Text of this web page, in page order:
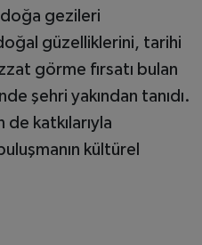
gezileri
güzelliklerini, tarihi
görme fırsatı bulan
şehri yakından tanıdı.
katkılarıyla
kültürel